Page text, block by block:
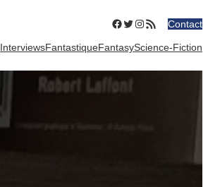
Facebook
Twitter
Instagram
Flux RSSContact
InterviewsFantastiqueFantasyScience-Fiction